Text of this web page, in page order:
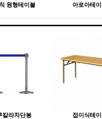
원형테이블 아로아테
칼라차단봉 접이식테